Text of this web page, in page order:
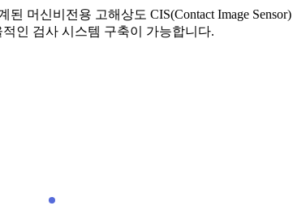
머신비전용 고해상도 CIS(Contact Image
인 검사 시스템 구축이 가능합니다.